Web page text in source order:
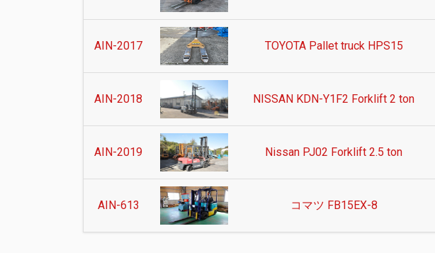
AIN-2017 TOYOTA Pallet truck HPS15
AIN-2018 NISSAN KDN-Y1F2 Forklift 2 ton
AIN-2019 Nissan PJ02 Forklift 2.5 ton
AIN-613 コマツ FB15EX-8